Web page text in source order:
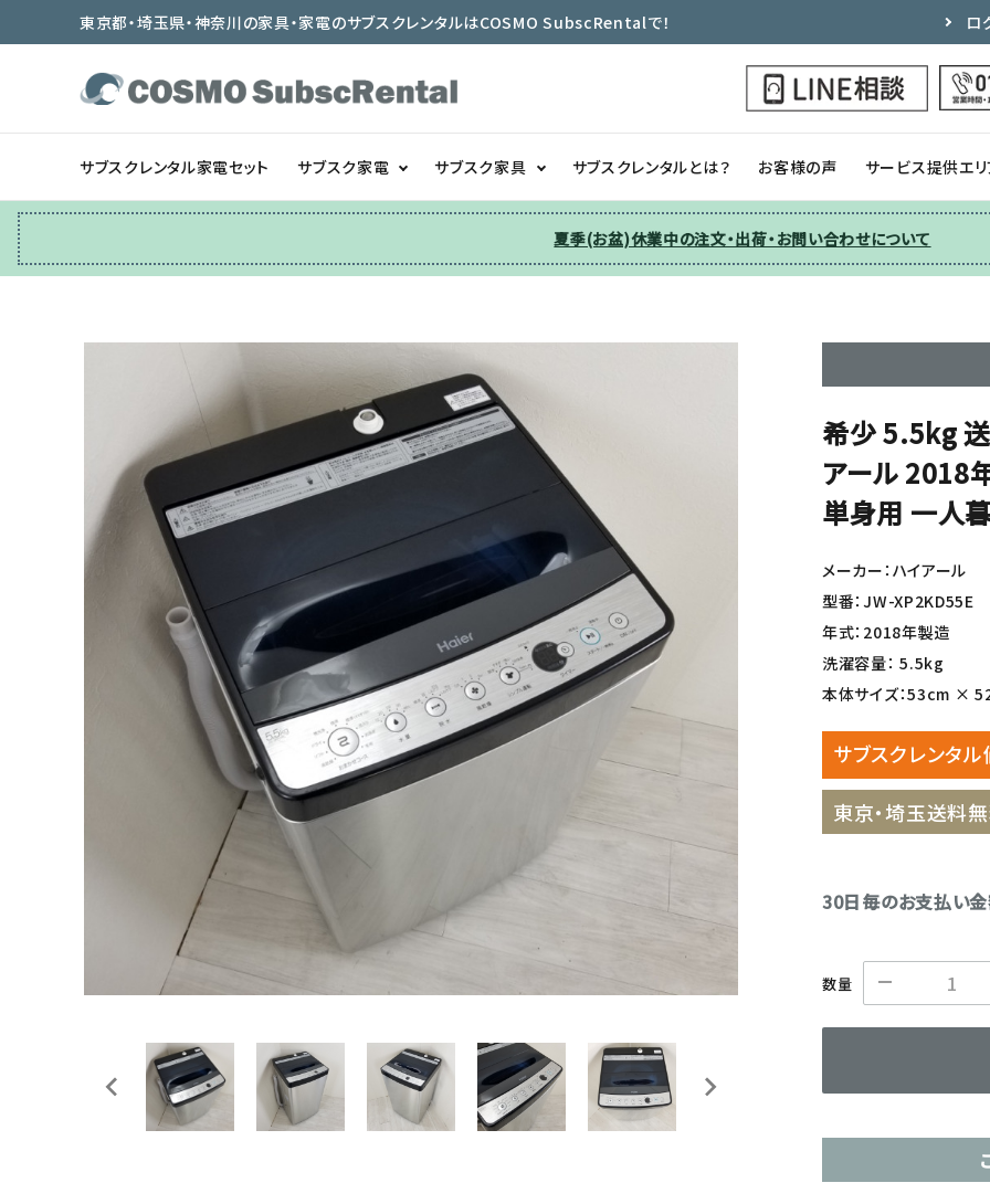
東京都・埼玉県・神奈川の家具・家電のサブスクレンタルはCOSMO SubscRentalで！ ロ
サブスクレンタル家電セット サブスク家電
冷蔵庫 洗濯機 季節家電
サブスク家具
テーブル/デスク チェア ソファー
サブスクレンタルとは？ お客様の声 サービス提供エ
夏季(お盆)休業中の注文・出荷・お問い合わせについて
希少 5.5kg
アール 2018
単身用 一人
メーカー：ハイアール
型番：JW-XP2KD55E
年式：2018年製造
洗濯容量： 5.5kg
本体サイズ：53cm ×
サブスクレンタ
東京・埼玉送料
30日毎のお支払い
数量